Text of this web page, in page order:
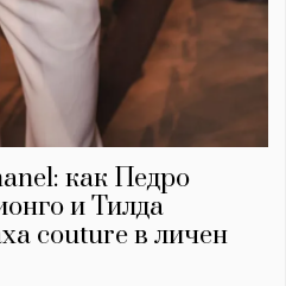
как Педро
и Тилда
couture в личен